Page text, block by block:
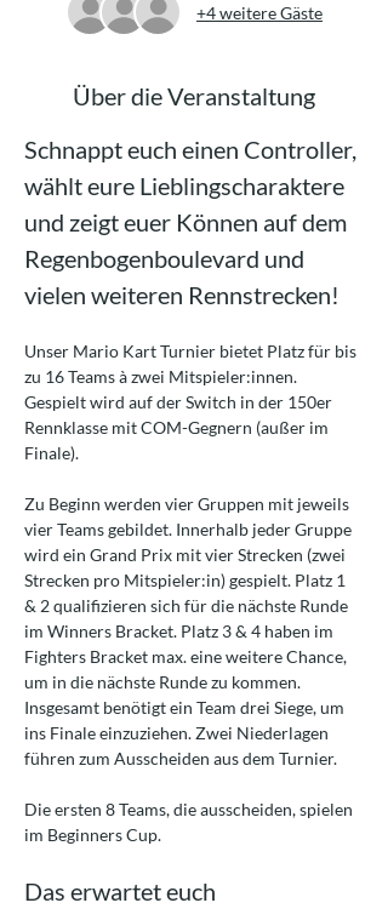
+4 weitere Gäste
Über die Veranstaltung
Schnappt euch einen Controller,
wählt eure Lieblingscharaktere
und zeigt euer Können auf dem
Regenbogenboulevard und
vielen weiteren Rennstrecken!
Unser Mario Kart Turnier bietet Platz für bis
zu 16 Teams à zwei Mitspieler:innen.
Gespielt wird auf der Switch in der 150er
Rennklasse mit COM-Gegnern (außer im
Finale).
Zu Beginn werden vier Gruppen mit jeweils
vier Teams gebildet. Innerhalb jeder Gruppe
wird ein Grand Prix mit vier Strecken (zwei
Strecken pro Mitspieler:in) gespielt. Platz 1
& 2 qualifizieren sich für die nächste Runde
im Winners Bracket. Platz 3 & 4 haben im
Fighters Bracket max. eine weitere Chance,
um in die nächste Runde zu kommen.
Insgesamt benötigt ein Team drei Siege, um
ins Finale einzuziehen. Zwei Niederlagen
führen zum Ausscheiden aus dem Turnier.
Die ersten 8 Teams, die ausscheiden, spielen
im Beginners Cup.
Das erwartet euch